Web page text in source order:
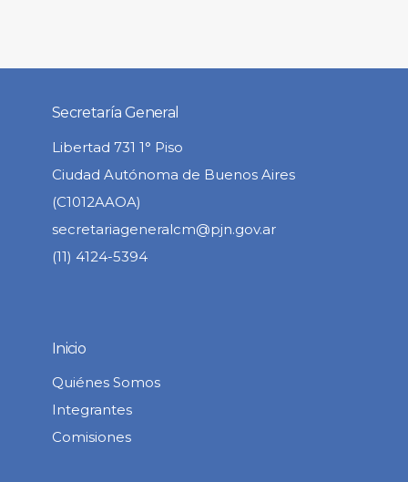
Secretaría General
Libertad 731 1° Piso
Ciudad Autónoma de Buenos Aires
(C1012AAOA)
secretariageneralcm@pjn.gov.ar
(11) 4124-5394
Inicio
Quiénes Somos
Integrantes
Comisiones